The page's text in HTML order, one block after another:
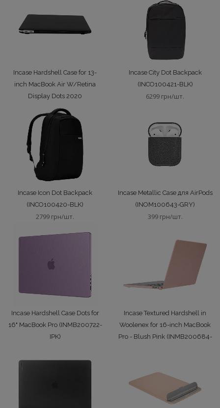
Incase Hardshell Case for 13-
inch MacBook Air W/Retina
Display Dots 2020
(INMB200615-BLK)
2699 грн/шт.
Incase City Dot Backpack
(INCO100421-BLK)
6299 грн/шт.
Incase Icon Dot Backpack
(INCO100420-BLK)
2799 грн/шт.
Incase Metallic Case для AirPods
(INOM100643-GRY)
399 грн/шт.
Incase Hardshell Case Dots for
16" MacBook Pro (INMB200722-
IPK)
Incase Textured Hardshell in
Woolenex for 16-inch MacBook
Pro - Blush Pink (INMB200684-